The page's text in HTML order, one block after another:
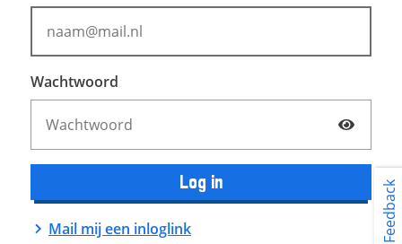
Wachtwoord
Log in
Mail mij een inloglink
Feedback